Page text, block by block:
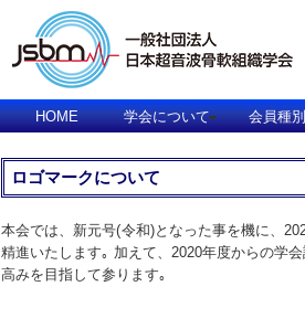
HOME 学会について 会員種別
ロゴマークについて
本会では、新元号(令和)となった事を機に、
精進いたします｡ 加えて、2020年度からの学
高みを目指して参ります｡